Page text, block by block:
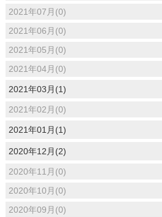
2021年07月(0)
2021年06月(0)
2021年05月(0)
2021年04月(0)
2021年03月(1)
2021年02月(0)
2021年01月(1)
2020年12月(2)
2020年11月(0)
2020年10月(0)
2020年09月(0)